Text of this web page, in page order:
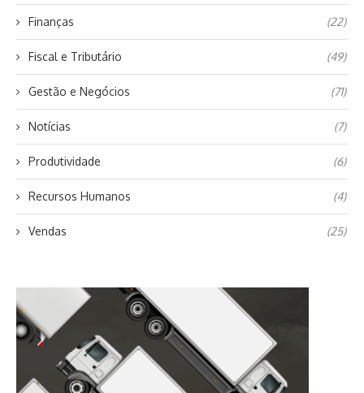
Finanças (22)
Fiscal e Tributário (49)
Gestão e Negócios (71)
Notícias (7)
Produtividade (6)
Recursos Humanos (4)
Vendas (25)